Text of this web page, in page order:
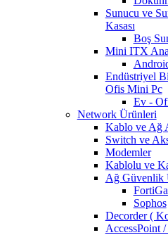
Sunucu ve
Kasası
Boş
Mini ITX
Endüstriyel
Ofis Mini Pc
Ev -
Network Ürünleri
Kablo ve Ağ
Switch ve
Modemler
Kablolu ve
Ağ Güvenlik
Sophos
Decorder (
AccessPoint